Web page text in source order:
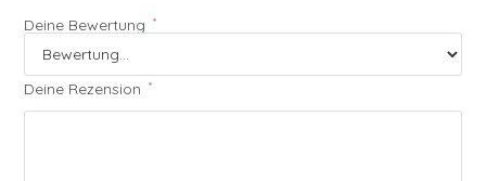
Deine Bewertung *
Deine Rezension *